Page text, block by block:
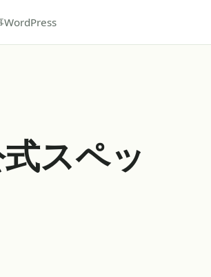
WordPress
スペッ